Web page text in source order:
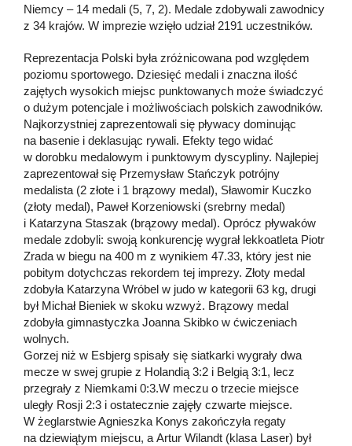
Niemcy – 14 medali (5, 7, 2). Medale zdobywali zawodnicy
z 34 krajów. W imprezie wzięło udział 2191 uczestników.
Reprezentacja Polski była zróżnicowana pod względem
poziomu sportowego. Dziesięć medali i znaczna ilość
zajętych wysokich miejsc punktowanych może świadczyć
o dużym potencjale i możliwościach polskich zawodników.
Najkorzystniej zaprezentowali się pływacy dominując
na basenie i deklasując rywali. Efekty tego widać
w dorobku medalowym i punktowym dyscypliny. Najlepiej
zaprezentował się Przemysław Stańczyk potrójny
medalista (2 złote i 1 brązowy medal), Sławomir Kuczko
(złoty medal), Paweł Korzeniowski (srebrny medal)
i Katarzyna Staszak (brązowy medal). Oprócz pływaków
medale zdobyli: swoją konkurencję wygrał lekkoatleta Piotr
Zrada w biegu na 400 m z wynikiem 47.33, który jest nie
pobitym dotychczas rekordem tej imprezy. Złoty medal
zdobyła Katarzyna Wróbel w judo w kategorii 63 kg, drugi
był Michał Bieniek w skoku wzwyż. Brązowy medal
zdobyła gimnastyczka Joanna Skibko w ćwiczeniach
wolnych.
Gorzej niż w Esbjerg spisały się siatkarki wygrały dwa
mecze w swej grupie z Holandią 3:2 i Belgią 3:1, lecz
przegrały z Niemkami 0:3.W meczu o trzecie miejsce
uległy Rosji 2:3 i ostatecznie zajęły czwarte miejsce.
W żeglarstwie Agnieszka Konys zakończyła regaty
na dziewiątym miejscu, a Artur Wilandt (klasa Laser) był